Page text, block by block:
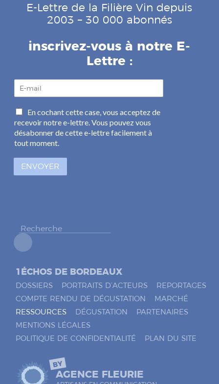
E-Lettre de la Filière Vin depuis
2003 – 30 000 abonnés
inscrivez-vous à notre E-
Lettre :
a
i
l
*
C
a
s
e
à
En cochant cette case, vous acceptez de
recevoir notre e-lettre. Vous pouvez vous
désabonner de cette e-lettre facilement à
tout moment.
ENVOYER
1ÉCHOS DE BORDEAUX
DOSSIERS PORTRAITS D’ACTEURS
REPORTAGES
COMPTE RENDU DE DÉGUSTATION
MARCHÉ
RESSOURCES
DÉGUSTATION
PARTENAIRES
MENTIONS LÉGALES
POLITIQUE DE CONFIDENTIALITÉ
PLAN DU SITE
BY
AGENCE FLEURIE